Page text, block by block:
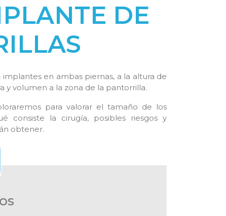
DE
en ambas piernas, a la altura de
y volumen a la zona de la pantorrilla.
para valorar el tamaño de los
consiste la cirugía, posibles riesgos y
obtener.